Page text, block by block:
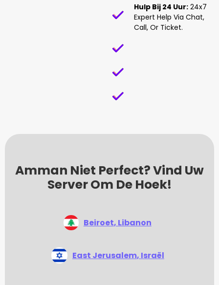
Hulp Bij 24 Uur: 24x7
Expert Help Via Chat,
Call, Or Ticket.
Amman Niet Perfect? Vind Uw
Server Om De Hoek!
Beiroet, Libanon
East Jerusalem, Israël